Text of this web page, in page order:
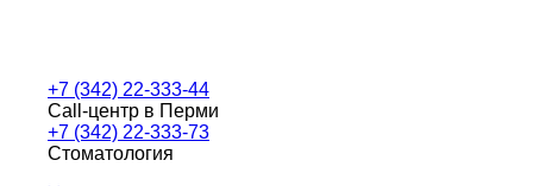
+7 (342) 22-333-44
Call-центр в Перми
+7 (342) 22-333-73
Стоматология